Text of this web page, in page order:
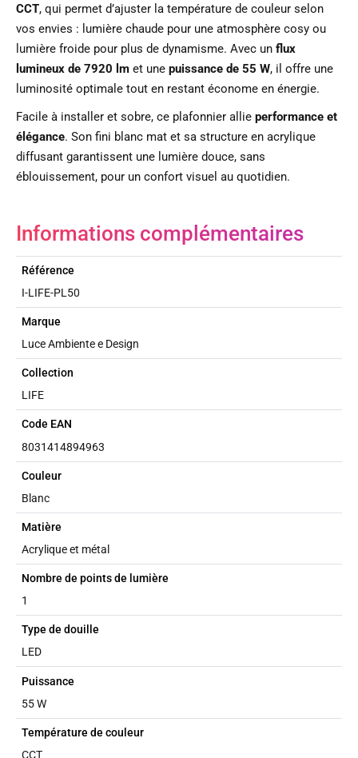
CCT, qui permet d’ajuster la température de couleur selon
vos envies : lumière chaude pour une atmosphère cosy ou
lumière froide pour plus de dynamisme. Avec un flux
lumineux de 7920 lm et une puissance de 55 W, il offre une
luminosité optimale tout en restant économe en énergie.
Facile à installer et sobre, ce plafonnier allie performance et
élégance. Son fini blanc mat et sa structure en acrylique
diffusant garantissent une lumière douce, sans
éblouissement, pour un confort visuel au quotidien.
Informations complémentaires
Référence
I-LIFE-PL50
Marque
Luce Ambiente e Design
Collection
LIFE
Code EAN
8031414894963
Couleur
Blanc
Matière
Acrylique et métal
Nombre de points de lumière
1
Type de douille
LED
Puissance
55 W
Température de couleur
CCT